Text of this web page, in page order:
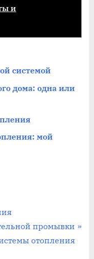
и
системой
дома: одна или
мой
промывки
отопления